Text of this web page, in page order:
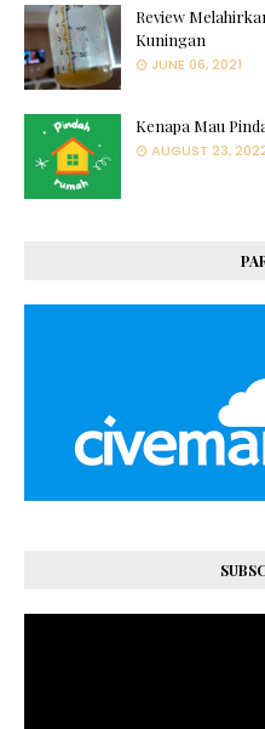
Review
Kuningan
JUNE 06, 2021
Kenapa Mau
AUGUST 23,